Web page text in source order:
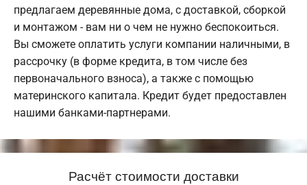
предлагаем деревянные дома, с доставкой, сборкой
и монтажом - вам ни о чем не нужно беспокоиться.
Вы сможете оплатить услуги компании наличными, в
рассрочку (в форме кредита, в том числе без
первоначального взноса), а также с помощью
материнского капитала. Кредит будет предоставлен
нашими банками-партнерами.
Расчёт стоимости доставки